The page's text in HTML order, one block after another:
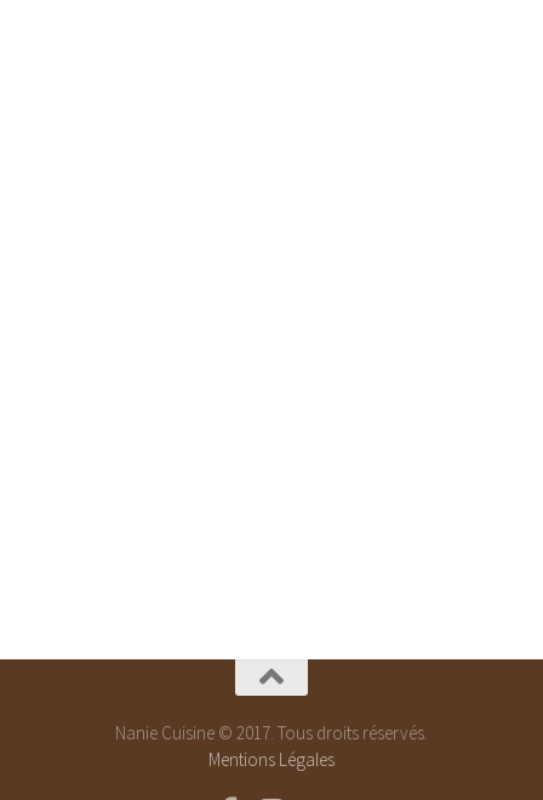
Nanie Cuisine © 2017. Tous droits réservés.
Mentions Légales